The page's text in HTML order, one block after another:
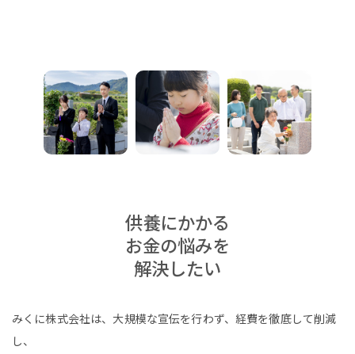
供養にかかる
お金の悩みを
解決したい
みくに株式会社は、大規模な宣伝を行わず、経費を徹底して削減
し、